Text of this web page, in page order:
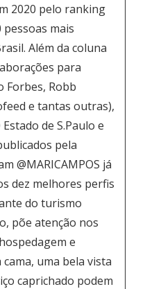
2020 pelo ranking
mais
Além da coluna
para
Forbes, Robb
e tantas outras),
de S.Paulo e
pela
@MARICAMPOS já
dez melhores perfis
do turismo
põe atenção nos
e
uma bela vista
caprichado podem